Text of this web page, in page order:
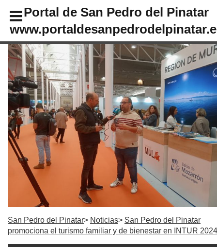
Portal de San Pedro del Pinatar
San Pedro del Pinatar Noticias
San Pedro del Pinatar
promociona el turismo familiar y de bienestar en INTUR 2024